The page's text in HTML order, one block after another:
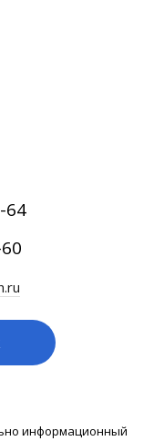
64
информационный